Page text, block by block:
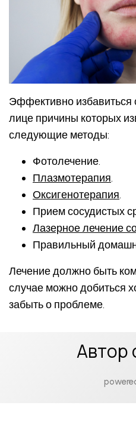
Эффективно избавиться
лице причины которых
следующие методы:
Фотолечение.
Плазмотерапия.
Оксигенотерапия.
Прием сосудистых
Лазерное лечение
Правильный
Лечение должно быть
случае можно добиться
забыть о проблеме.
Автор